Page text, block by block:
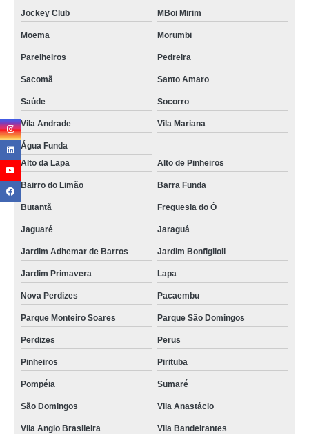
Jockey Club MBoi Mirim
Moema Morumbi
Parelheiros Pedreira
Sacomã Santo Amaro
Saúde Socorro
Vila Andrade Vila Mariana
Água Funda
Alto da Lapa
Alto de Pinheiros
Bairro do Limão Barra Funda
Butantã Freguesia do Ó
Jaguaré Jaraguá
Jardim Adhemar de Barros Jardim Bonfiglioli
Jardim Primavera Lapa
Nova Perdizes Pacaembu
Parque Monteiro Soares Parque São Domingos
Perdizes Perus
Pinheiros Pirituba
Pompéia Sumaré
São Domingos Vila Anastácio
Vila Anglo Brasileira Vila Bandeirantes